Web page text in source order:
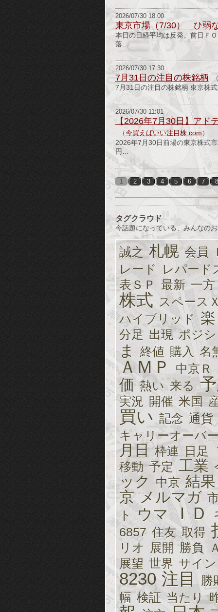
2026/07/30 18:00
東京市場（7/30） ひ弱
本日の日経平均は反発。前日Ｆ
落…
2026/07/30 17:30
7月31日の注目の株銘柄
7月31日の注目の株銘柄 東京株
2026/07/30 11:01
【2026年7月30日】アド
（今買えばいい注目株.com）
2026年7月30日前場の東京株式
円…
1 2 3 4 5 6 7 8
タグクラウド
今話題になっている、みんなの
誠之 札幌 会員
レード レパード
表ＳＰ
最新 一方
株式 スペース
ハイブリッド
分足 出現 ポジ
ま 終値 購入 名
ＡＭＰ 中京Ｒ
価 熱い 来る
実況 開催 米国
買い 記念 通貨
キャリーオーバ
月日 枠連 日足
移動 予定 工業
ック 中京 結果
京 メルマガ
ト ウマ ＩＤ
6857 住友 取得
リオ 展開 勝負
展望 世界 サイン
8230 注目
勝
幅 検証 当たり